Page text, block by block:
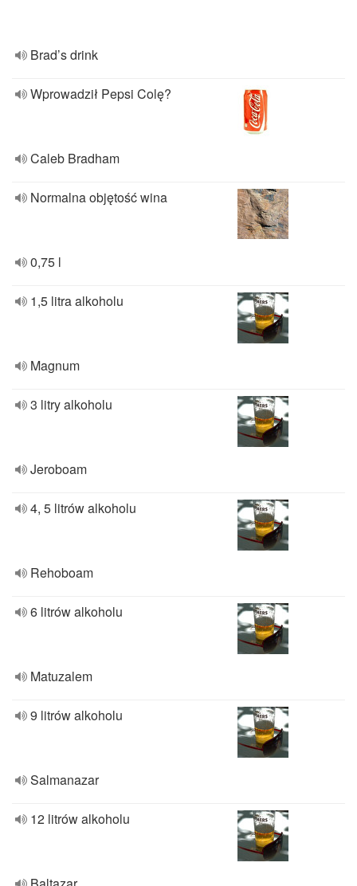
Brad’s drink
Wprowadził Pepsi Colę?
Caleb Bradham
Normalna objętość wina
0,75 l
1,5 litra alkoholu
Magnum
3 litry alkoholu
Jeroboam
4, 5 litrów alkoholu
Rehoboam
6 litrów alkoholu
Matuzalem
9 litrów alkoholu
Salmanazar
12 litrów alkoholu